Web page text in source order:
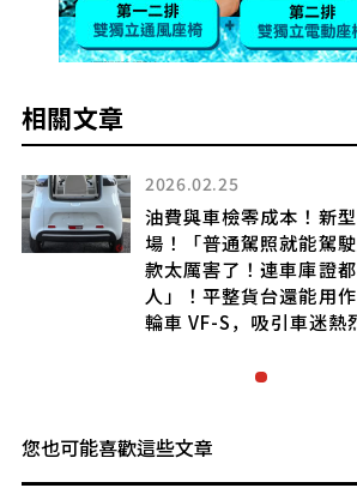
相關文章
2026.02.25
油費與車檢零成本！新
場！「普通駕照就能駕
款太厲害了！連車庫證
人」！平整貨台還能用
輪車 VF-S，吸引車迷熱
您也可能喜歡這些文章